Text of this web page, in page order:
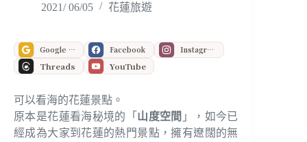
2021/ 06/05 花蓮旅遊
Google 偏好來源 Facebook Instagram
Threads YouTube
可以看海的花蓮景點。
原本是花蓮看海秘境的「 山度空間 」，如今已
經成為大家到花蓮的熱門景點，擁有遼闊的無